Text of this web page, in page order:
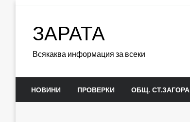
ЗАРАТА
Всякаква информация за всеки
НОВИНИ ПРОВЕРКИ ОБЩ. СТ.ЗАГОРА